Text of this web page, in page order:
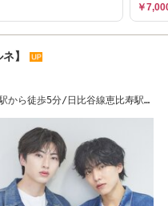
￥
】
から徒歩5分/日比谷線恵比寿駅か